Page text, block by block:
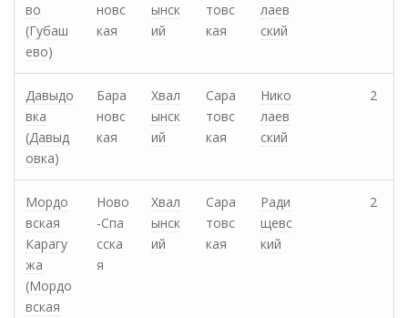
во
(Губаш
ево)
новс
кая
ынск
ий
товс
кая
лаев
ский
Давыдо
вка
(Давыд
овка)
Бара
новс
кая
Хвал
ынск
ий
Сара
товс
кая
Нико
лаев
ский
2
Мордо
вская
Карагу
жа
(Мордо
вская
Ново
-Спа
сска
я
Хвал
ынск
ий
Сара
товс
кая
Ради
щевс
кий
2